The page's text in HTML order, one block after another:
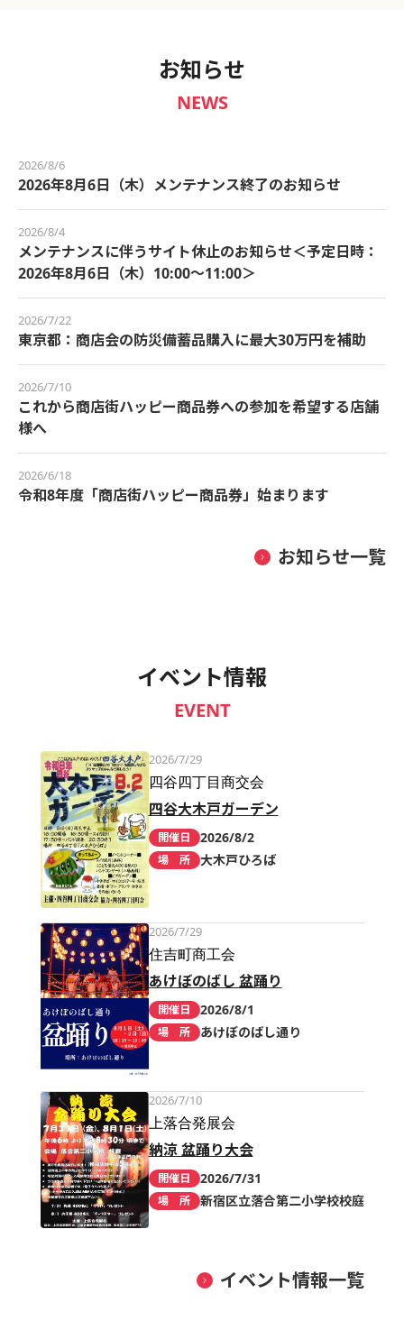
お知らせ
NEWS
2026/8/6
2026年8月6日（木）メンテナンス終了のお知らせ
2026/8/4
メンテナンスに伴うサイト休止のお知らせ＜予定日時：
2026年8月6日（木）10:00～11:00＞
2026/7/22
東京都：商店会の防災備蓄品購入に最大30万円を補助
2026/7/10
これから商店街ハッピー商品券への参加を希望する店舗
様へ
2026/6/18
令和8年度「商店街ハッピー商品券」始まります
お知らせ一覧
イベント情報
EVENT
2026/7/29
四谷四丁目商交会
四谷大木戸ガーデン
開催日 2026/8/2
場 所 大木戸ひろば
2026/7/29
住吉町商工会
あけぼのばし 盆踊り
開催日 2026/8/1
場 所 あけぼのばし通り
2026/7/10
上落合発展会
納涼 盆踊り大会
開催日 2026/7/31
場 所 新宿区立落合第二小学校校庭
イベント情報一覧